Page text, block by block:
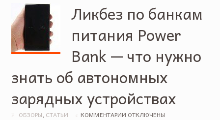
Ликбез по банкам
питания Power
Bank — что нужно
знать об автономных
зарядных устройствах
ОБЗОРЫ, СТАТЬИ КОММЕНТАРИИ ОТКЛЮЧЕНЫ